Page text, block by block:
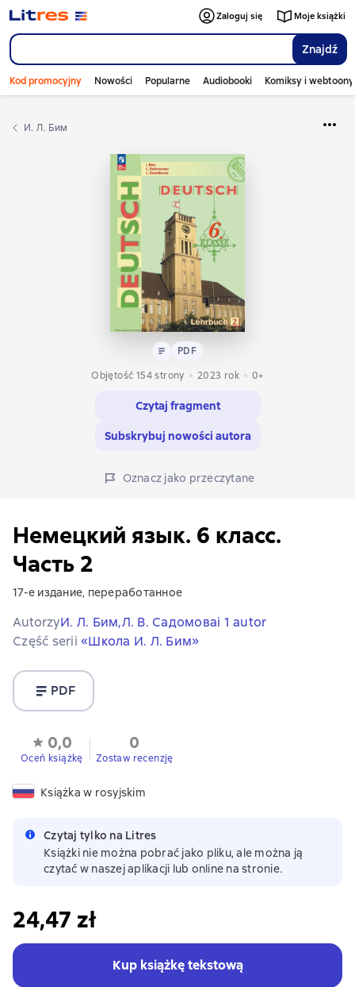
Znajdź
Zaloguj się Moje książki
Kod promocyjny Nowości Popularne Audiobooki Komiksy i webtoony
И. Л. Бим
Tekst PDF
PDF
Objętość 154 strony
2023 rok 0+
Czytaj fragment
Subskrybuj nowości autora
Oznacz jako przeczytane
Немецкий язык. 6 класс.
Часть 2
17-е издание, переработанное
AutorzyИ. Л. Бим,Л. В. Садомоваi 1 autor
Część serii «Школа И. Л. Бим»
PDF
0,0
Oceń książkę
0
Zostaw recenzję
Książka w rosyjskim
Czytaj tylko na Litres
Książki nie można pobrać jako pliku, ale można ją
czytać w naszej aplikacji lub online na stronie.
24,47 zł
Kup książkę tekstową